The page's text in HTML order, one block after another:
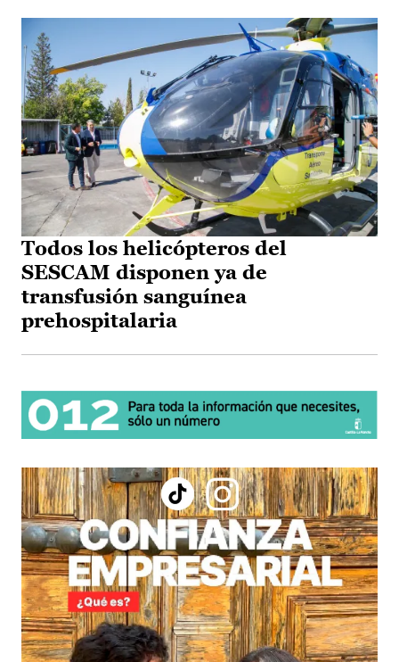
Todos los helicópteros del
SESCAM disponen ya de
transfusión sanguínea
prehospitalaria